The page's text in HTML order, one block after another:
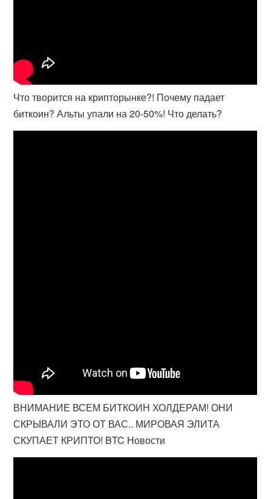
Что творится на крипторынке?! Почему падает
биткоин? Альты упали на 20-50%! Что делать?
ВНИМАНИЕ ВСЕМ БИТКОИН ХОЛДЕРАМ! ОНИ
СКРЫВАЛИ ЭТО ОТ ВАС.. МИРОВАЯ ЭЛИТА
СКУПАЕТ КРИПТО! BTC Новости